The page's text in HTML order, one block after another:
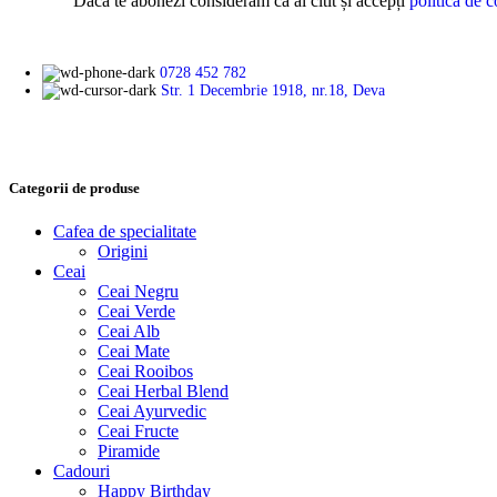
0728 452 782
Str. 1 Decembrie 1918, nr.18, Deva
Categorii de produse
Cafea de specialitate
Origini
Ceai
Ceai Negru
Ceai Verde
Ceai Alb
Ceai Mate
Ceai Rooibos
Ceai Herbal Blend
Ceai Ayurvedic
Ceai Fructe
Piramide
Cadouri
Happy Birthday